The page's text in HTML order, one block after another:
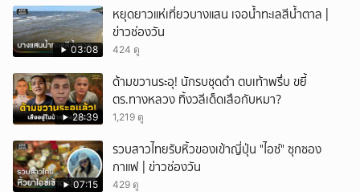
03:08
หยุดยาวแห่เที่ยวบางแสน เจอน้ำทะเลสีน้ำตาล |
ข่าวช่องวัน
424 ดู
28:39
ด้ามขวานระอุ! นักรบชุดดำ ตบเท้าพรึ่บ ขยี้
ตร.ทางหลวง ทิ้งวลีเด็ดเสือกับหมา?
1,219 ดู
07:15
รวบสาวไทยรับหิ้วของเข้าญี่ปุ่น "ไอซ์" ซุกซอง
กาแฟ | ข่าวช่องวัน
429 ดู